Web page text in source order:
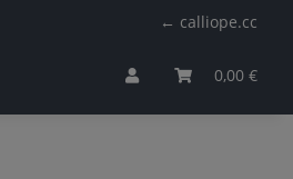
← calliope.cc
0,00 €